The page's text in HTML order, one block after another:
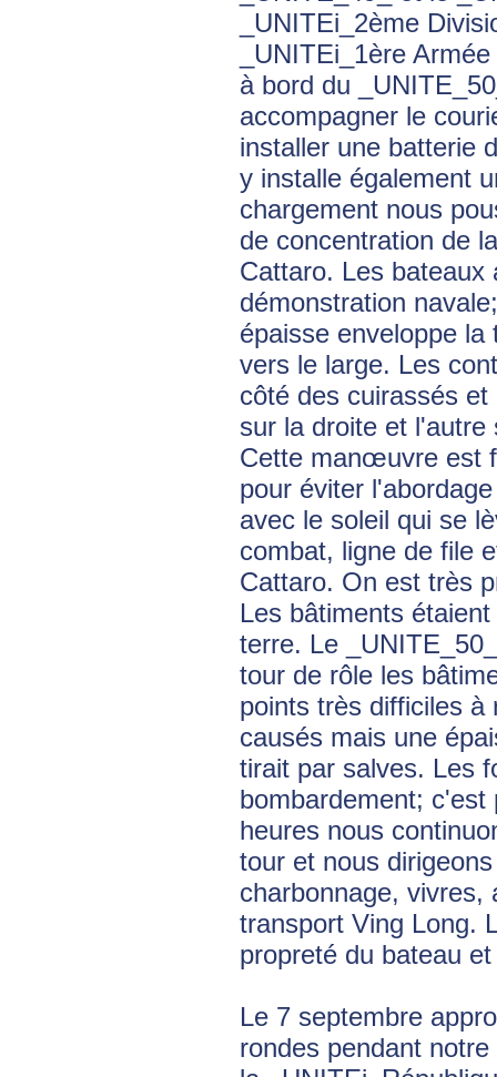
_UNITEi_2ème
_UNITEi_1ère
à bord du
accompagner le
installer une batterie
y installe également
chargement nous
de concentration de
Cattaro. Les bateaux
démonstration
épaisse enveloppe
vers le large. Les
côté des cuirassés
sur la droite et l'autre
Cette manœuvre est
pour éviter
avec le soleil qui se
combat, ligne de file
Cattaro. On est très
Les bâtiments
terre. Le
tour de rôle les
points très difficiles à
causés mais une
tirait par salves. Les
bombardement; c'est
heures nous
tour et nous
charbonnage, vivres,
transport Ving Long.
propreté du bateau
Le 7 septembre
rondes pendant